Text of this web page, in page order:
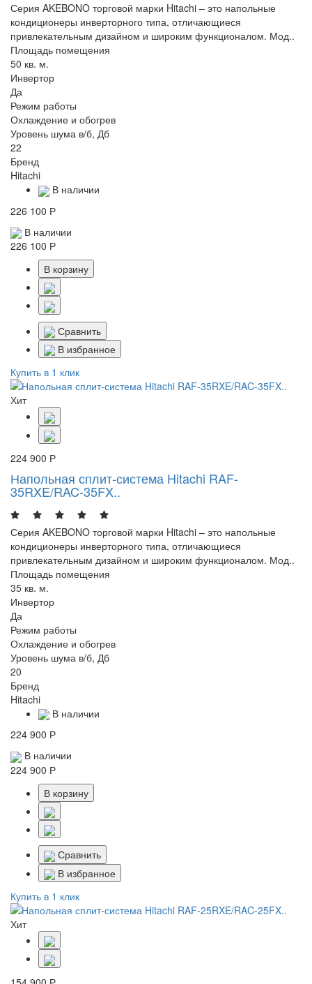
Серия AKEBONO торговой марки Hitachi – это напольные
кондиционеры инверторного типа, отличающиеся
привлекательным дизайном и широким функционалом. Мод..
Площадь помещения
50 кв. м.
Инвертор
Да
Режим работы
Охлаждение и обогрев
Уровень шума в/б, Дб
22
Бренд
Hitachi
В наличии
226 100 Р
В наличии
226 100 Р
В корзину
Сравнить
В избранное
Купить в 1 клик
Хит
224 900 Р
Напольная сплит-система Hitachi RAF-
35RXE/RAC-35FX..
Серия AKEBONO торговой марки Hitachi – это напольные
кондиционеры инверторного типа, отличающиеся
привлекательным дизайном и широким функционалом. Мод..
Площадь помещения
35 кв. м.
Инвертор
Да
Режим работы
Охлаждение и обогрев
Уровень шума в/б, Дб
20
Бренд
Hitachi
В наличии
224 900 Р
В наличии
224 900 Р
В корзину
Сравнить
В избранное
Купить в 1 клик
Хит